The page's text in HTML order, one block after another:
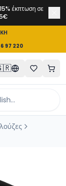
έκπτωση σε
97 220